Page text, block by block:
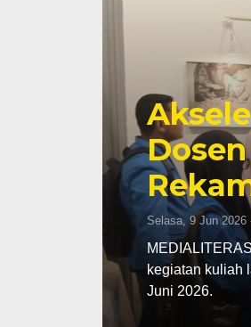
Selasa, 9 Jun 2026
kegiatan kuliah
Juni 2026.